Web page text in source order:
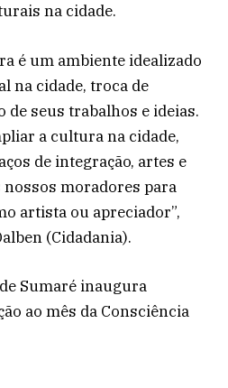
na cidade.
é um ambiente idealizado
na cidade, troca de
de seus trabalhos e ideias.
a cultura na cidade,
de integração, artes e
nossos moradores para
artista ou apreciador”,
(Cidadania).
Sumaré inaugura
ao mês da Consciência